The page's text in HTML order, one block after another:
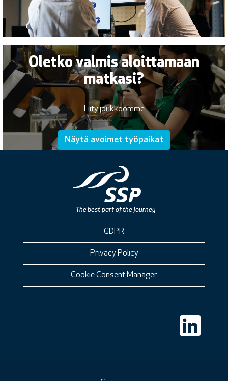
Oletko valmis aloittamaan
matkasi?
Liity joukkoomme
Näytä avoimet työpaikat
GDPR
Privacy Policy
Cookie Consent Manager
A
a